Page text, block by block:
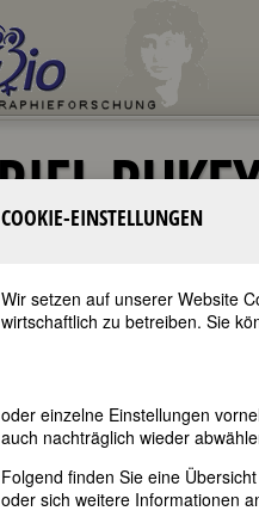
Muriel Rukeyser
Dezember 1913 in New York
12. Februar 1980 in New York
Schriftstellerin
am 12. Februar 2025
Zitate•Literatur & Quellen
COOKIE-EINSTELLUNGEN
Wir setzen auf unserer Website
wirtschaftlich zu betreiben. Sie
oder einzelne Einstellungen
auch nachträglich wieder
Folgend finden Sie eine
oder sich weitere Informationen